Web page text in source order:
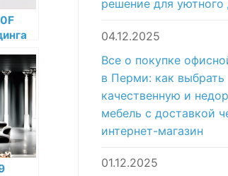
решение для уютного
04.12.2025
Все о покупке
в Перми: как выбрать
качественную и
мебель с доставкой
интернет-магазин
01.12.2025